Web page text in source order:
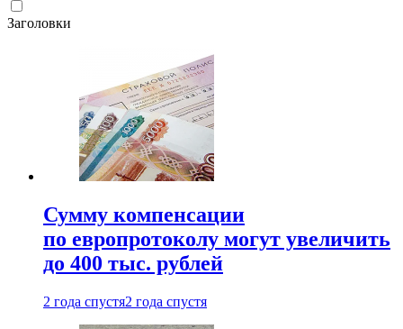
Заголовки
Сумму компенсации
по европротоколу могут увеличить
до 400 тыс. рублей
2 года спустя2 года спустя